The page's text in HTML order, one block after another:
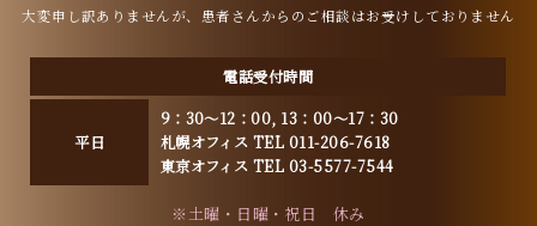
大変申し訳ありませんが、患者さんからのご相談はお受けしておりません
電話受付時間
平日
9：30～12：00, 13：00～17：30
札幌オフィス TEL 011-206-7618
東京オフィス TEL 03-5577-7544
※土曜・日曜・祝日 休み